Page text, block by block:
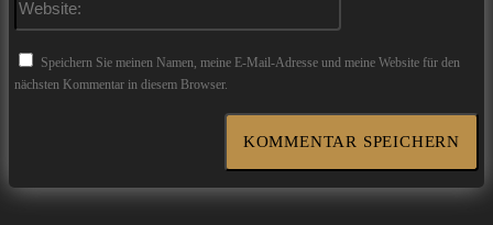
Speichern Sie meinen Namen, meine E-Mail-Adresse und meine Website für den
nächsten Kommentar in diesem Browser.